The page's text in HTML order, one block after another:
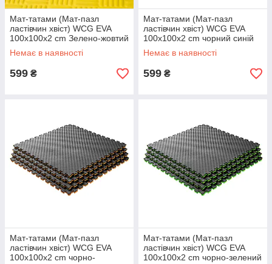
Мат-татами (Мат-пазл
ластівчин хвіст) WCG EVA
100х100х2 cm Зелено-жовтий
ASG
Немає в наявності
599 ₴
Мат-татами (Мат-пазл
ластівчин хвіст) WCG EVA
100х100х2 cm чорний синій
ASG
Немає в наявності
599 ₴
Мат-татами (Мат-пазл
ластівчин хвіст) WCG EVA
100х100х2 cm чорно-
Мат-татами (Мат-пазл
ластівчин хвіст) WCG EVA
100х100х2 cm чорно-зелений